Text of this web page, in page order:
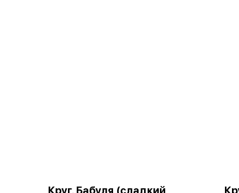
Круг, Бабуля (сладкий